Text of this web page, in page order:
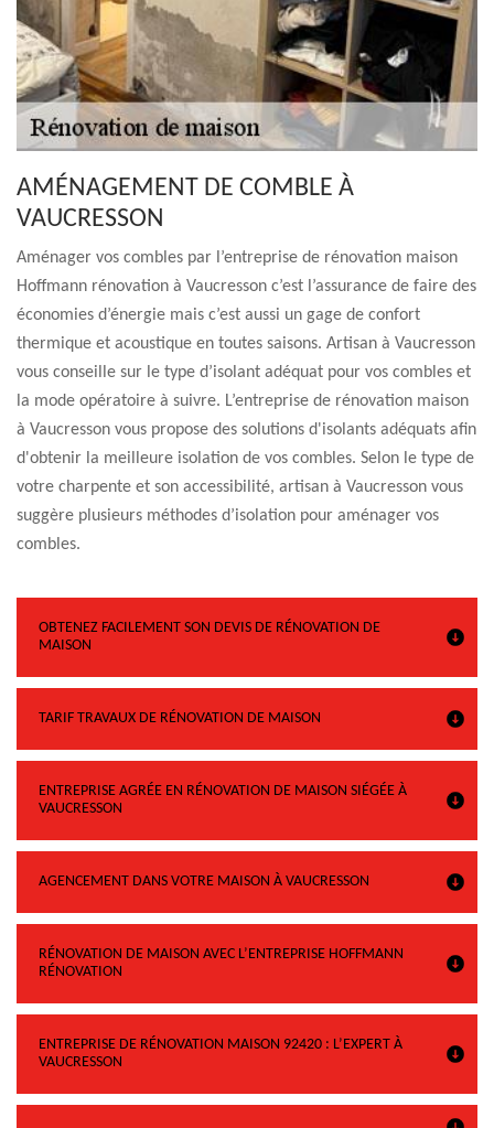
AMÉNAGEMENT DE COMBLE À
VAUCRESSON
Aménager vos combles par l’entreprise de rénovation maison
Hoffmann rénovation à Vaucresson c’est l’assurance de faire des
économies d’énergie mais c’est aussi un gage de confort
thermique et acoustique en toutes saisons. Artisan à Vaucresson
vous conseille sur le type d’isolant adéquat pour vos combles et
la mode opératoire à suivre. L’entreprise de rénovation maison
à Vaucresson vous propose des solutions d'isolants adéquats afin
d'obtenir la meilleure isolation de vos combles. Selon le type de
votre charpente et son accessibilité, artisan à Vaucresson vous
suggère plusieurs méthodes d’isolation pour aménager vos
combles.
OBTENEZ FACILEMENT SON DEVIS DE RÉNOVATION DE
MAISON
TARIF TRAVAUX DE RÉNOVATION DE MAISON
ENTREPRISE AGRÉE EN RÉNOVATION DE MAISON SIÉGÉE À
VAUCRESSON
AGENCEMENT DANS VOTRE MAISON À VAUCRESSON
RÉNOVATION DE MAISON AVEC L’ENTREPRISE HOFFMANN
RÉNOVATION
ENTREPRISE DE RÉNOVATION MAISON 92420 : L’EXPERT À
VAUCRESSON